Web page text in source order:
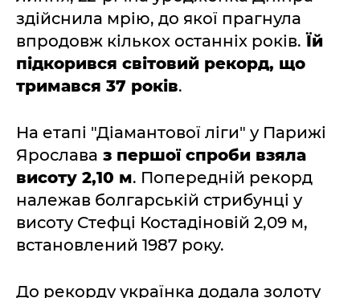
здійснила мрію, до якої прагнула
впродовж кількох останніх років. Їй
підкорився світовий рекорд, що
тримався 37 років.
На етапі "Діамантової ліги" у Парижі
Ярослава з першої спроби взяла
висоту 2,10 м. Попередній рекорд
належав болгарській стрибунці у
висоту Стефці Костадіновій 2,09 м,
встановлений 1987 року.
До рекорду українка додала золоту